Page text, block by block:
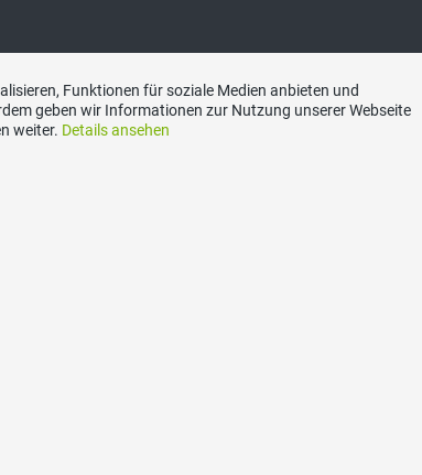
Social Media
Funktionen für soziale Medien anbieten und
geben wir Informationen zur Nutzung unserer Webseite
weiter. Details ansehen